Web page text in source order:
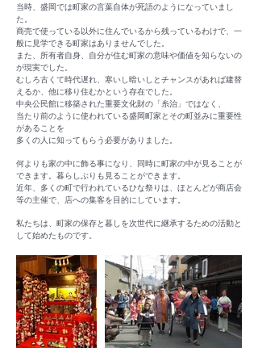
当時、盛岡では町家の言葉自体が死語のようになっていまし
た。
商売で使っている以外に住んでいるから残っているわけで、一
般に見学できる町家はありませんでした。
また、所有者自身、自分が住む町家の意味や価値を知らないの
が現実でした。
むしろ古くて時代遅れ、寒いし暗いしとチャンスがあれば建替
えるか、他に移り住むかという存在でした。
中央公民館に移築された重要文化財の「糸治」ではなく、
当たり前のように使われている盛岡町家とその町並みに重要性
があることを
多くの人に知ってもらう必要がありました。
何よりも家の中に飾る事になり、同時に町家の中が見ることが
できます。暮らしぶりも見ることができます。
近年、多くの町で行われているひな祭りは、ほとんどが商店会
等の主催で、店への集客を目的にしています。
私たちは、町家の保存と暮しを次世代に継承するための活動と
して始めたものです。